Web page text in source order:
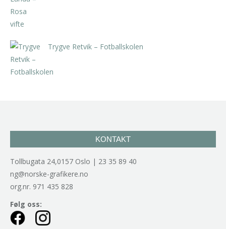
Trygve Retvik – Fotballskolen
KONTAKT
Tollbugata 24,0157 Oslo | 23 35 89 40
ng@norske-grafikere.no
org.nr. 971 435 828
Følg oss: